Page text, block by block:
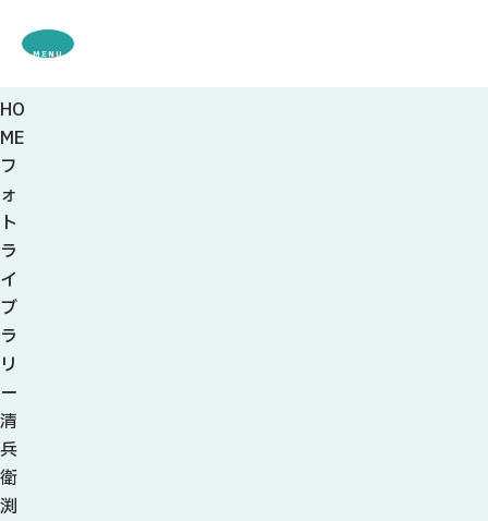
MENU
HO
ME
フ
ォ
ト
ラ
イ
ブ
ラ
リ
ー
清
兵
衛
渕